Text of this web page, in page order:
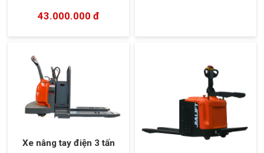
43.000.000 đ
Xe nâng tay điện 3 tấn